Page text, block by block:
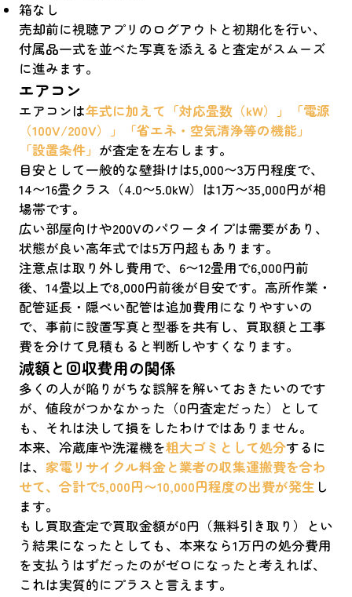
箱なし
売却前に視聴アプリのログアウトと初期化を行い、
付属品一式を並べた写真を添えると査定がスムーズ
に進みます。
エアコン
エアコンは年式に加えて「対応畳数（kW）」「電源
（100V/200V）」「省エネ・空気清浄等の機能」
「設置条件」 が査定を左右します。
目安として一般的な壁掛けは5,000〜3万円程度で、
14〜16畳クラス（4.0〜5.0kW）は1万〜35,000円が相
場帯です。
広い部屋向けや200Vのパワータイプは需要があり、
状態が良い高年式では5万円超もあります。
注意点は取り外し費用で、6〜12畳用で6,000円前
後、14畳以上で8,000円前後が目安です。高所作業・
配管延長・隠ぺい配管は追加費用になりやすいの
で、事前に設置写真と型番を共有し、買取額と工事
費を分けて見積もると判断しやすくなります。
減額と回収費用の関係
多くの人が陥りがちな誤解を解いておきたいのです
が、値段がつかなかった（0円査定だった）として
も、それは決して損をしたわけではありません。
本来、冷蔵庫や洗濯機を粗大ゴミとして処分するに
は、 家電リサイクル料金と業者の収集運搬費を合わ
せて、合計で5,000円〜10,000円程度の出費が発生 し
ます。
もし買取査定で買取金額が0円（無料引き取り）とい
う結果になったとしても、本来なら1万円の処分費用
を支払うはずだったのがゼロになったと考えれば、
これは実質的にプラスと言えます。